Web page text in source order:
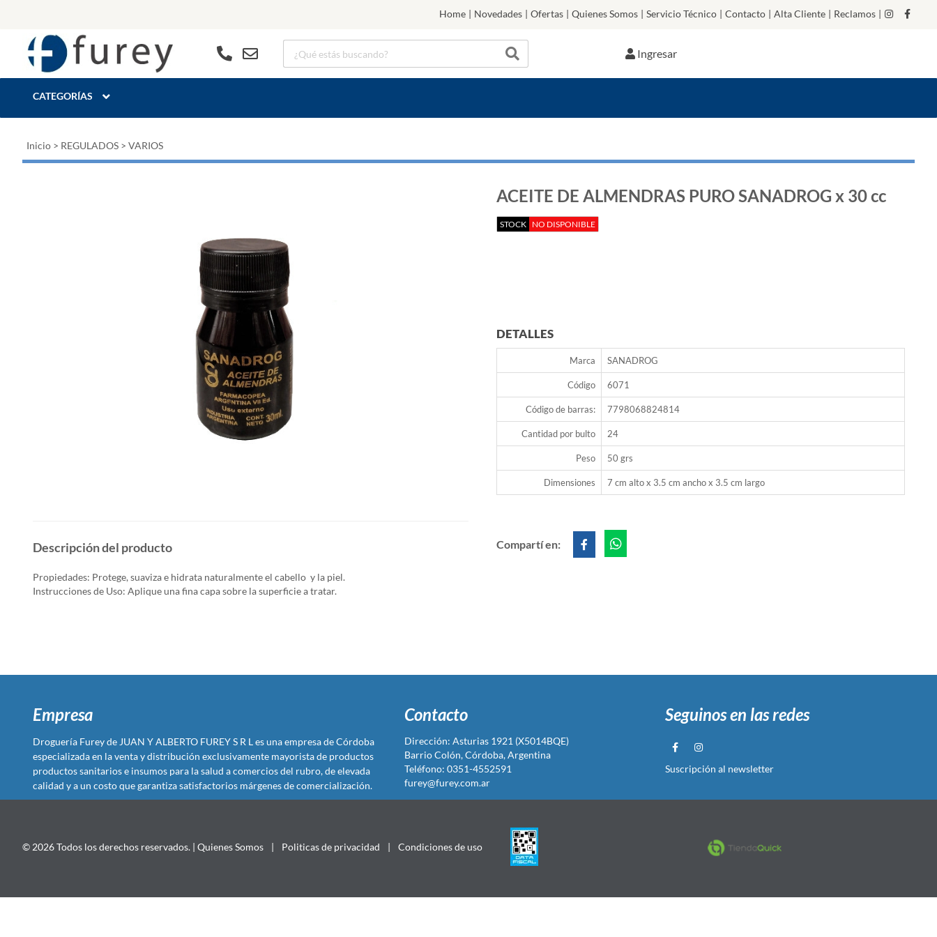
Home | Novedades | Ofertas | Quienes Somos | Servicio Técnico | Contacto | Alta Cliente | Reclamos |
Ingresar
CATEGORÍAS
Inicio > REGULADOS > VARIOS
ACEITE DE ALMENDRAS PURO SANADROG x 30 cc
STOCK NO DISPONIBLE
DETALLES
Marca SANADROG
Código 6071
Código de barras: 7798068824814
Cantidad por bulto 24
Peso 50 grs
Dimensiones 7 cm alto x 3.5 cm ancho x 3.5 cm largo
Compartí en:
Descripción del producto
Propiedades: Protege, suaviza e hidrata naturalmente el cabello y la piel.
Instrucciones de Uso: Aplique una fina capa sobre la superficie a tratar.
Empresa
Droguería Furey de JUAN Y ALBERTO FUREY S R L es una empresa de Córdoba
especializada en la venta y distribución exclusivamente mayorista de productos
productos sanitarios e insumos para la salud a comercios del rubro, de elevada
calidad y a un costo que garantiza satisfactorios márgenes de comercialización.
Contacto
Dirección: Asturias 1921 (X5014BQE)
Barrio Colón, Córdoba, Argentina
Teléfono: 0351-4552591
furey@furey.com.ar
Seguinos en las redes
Suscripción al newsletter
© 2026 Todos los derechos reservados. | Quienes Somos | Politicas de privacidad | Condiciones de uso